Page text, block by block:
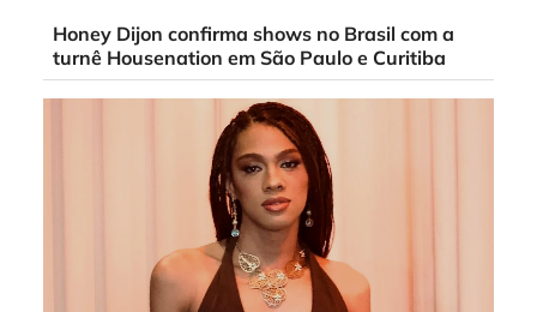
Honey Dijon confirma shows no Brasil com a
turnê Housenation em São Paulo e Curitiba